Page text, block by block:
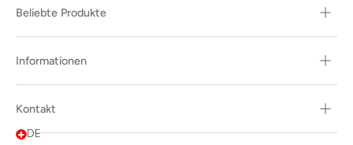
Beliebte Produkte
Informationen
Kontakt
DE